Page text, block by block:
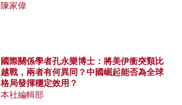
陳家偉
國際關係學者孔永樂博士：將美伊衝突類比
越戰，兩者有何異同？中國崛起能否為全球
格局發揮穩定效用？
本社編輯部